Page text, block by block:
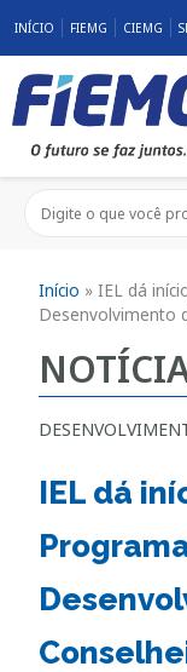
INÍCIO FIEMG CIEMG
Início »IEL dá
Desenvolvimento
IEL dá